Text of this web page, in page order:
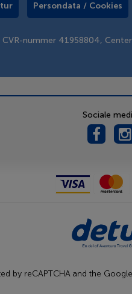
Persondata / Cookies
CVR-nummer 41958804,
Sociale
by reCAPTCHA and the Google